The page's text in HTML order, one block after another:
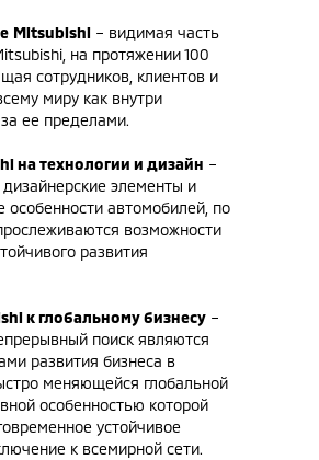
Mitsubishi – видимая часть
на протяжении 100
сотрудников, клиентов и
миру как внутри
ее пределами.
на технологии и дизайн –
элементы и
особенности автомобилей, по
возможности
развития
к глобальному бизнесу –
поиск являются
развития бизнеса в
меняющейся глобальной
особенностью которой
устойчивое
к всемирной сети.